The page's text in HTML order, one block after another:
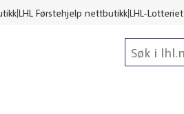
LHL Førstehjelp nettbutikkLHL-Lotteriet